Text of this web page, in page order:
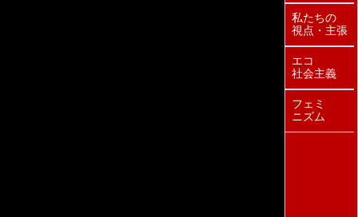
私たちの
視点・主張
エコ
社会主義
フェミ
ニズム